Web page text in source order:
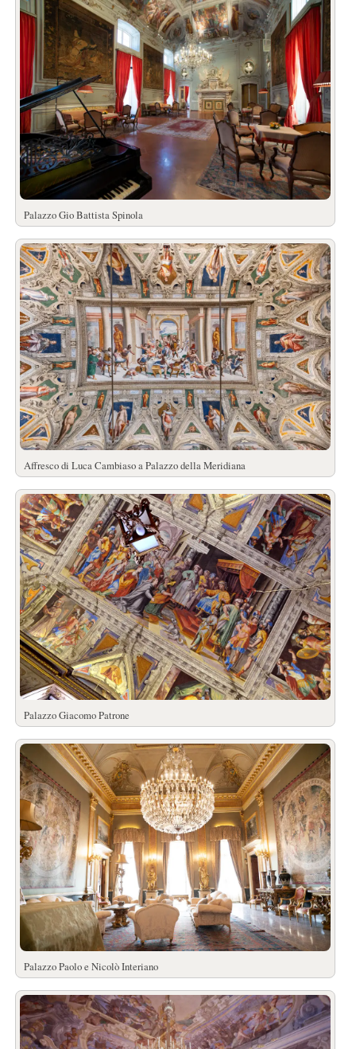
Palazzo Gio Battista Spinola
Affresco di Luca Cambiaso a Palazzo della Meridiana
Palazzo Giacomo Patrone
Palazzo Paolo e Nicolò Interiano